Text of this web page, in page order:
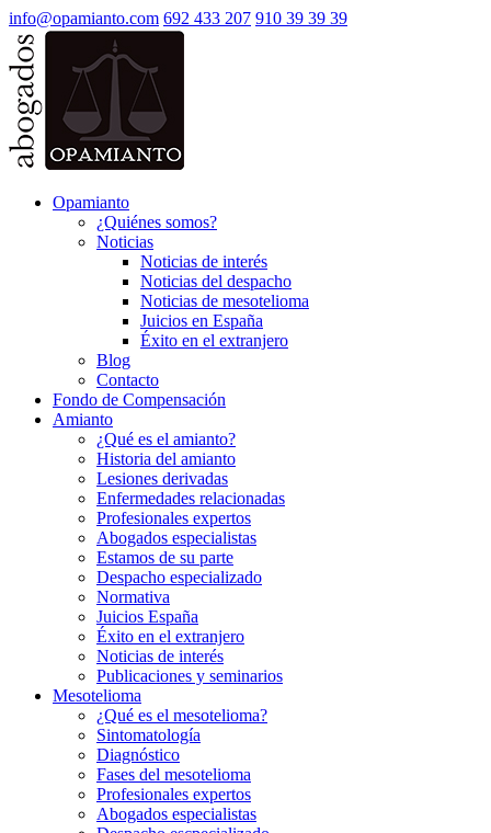
info@opamianto.com 692 433 207 910 39 39 39
Opamianto
¿Quiénes somos?
Noticias
Noticias de interés
Noticias del despacho
Noticias de mesotelioma
Juicios en España
Éxito en el extranjero
Blog
Contacto
Fondo de Compensación
Amianto
¿Qué es el amianto?
Historia del amianto
Lesiones derivadas
Enfermedades relacionadas
Profesionales expertos
Abogados especialistas
Estamos de su parte
Despacho especializado
Normativa
Juicios España
Éxito en el extranjero
Noticias de interés
Publicaciones y seminarios
Mesotelioma
¿Qué es el mesotelioma?
Sintomatología
Diagnóstico
Fases del mesotelioma
Profesionales expertos
Abogados especialistas